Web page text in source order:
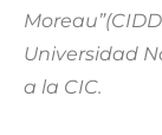
Universidad
a la CIC.